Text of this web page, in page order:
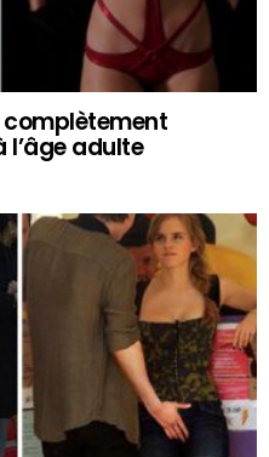
l’âge adulte